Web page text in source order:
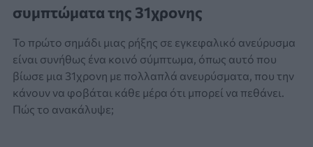
συμπτώματα της 31χρονης
Το πρώτο σημάδι μιας ρήξης σε εγκεφαλικό ανεύρυσμα
είναι συνήθως ένα κοινό σύμπτωμα, όπως αυτό που
βίωσε μια 31χρονη με πολλαπλά ανευρύσματα, που την
κάνουν να φοβάται κάθε μέρα ότι μπορεί να πεθάνει.
Πώς το ανακάλυψε;